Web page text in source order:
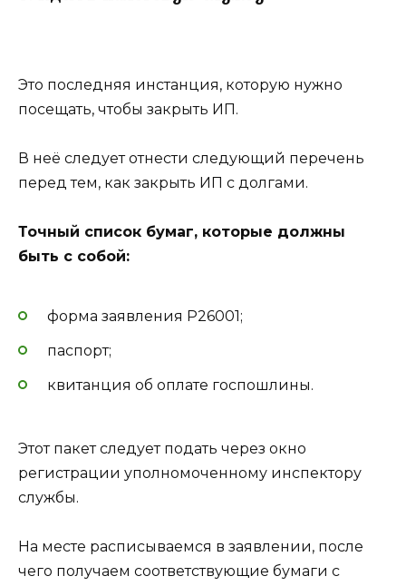
Это последняя инстанция, которую нужно
посещать, чтобы закрыть ИП.
В неё следует отнести следующий перечень
перед тем, как закрыть ИП с долгами.
Точный список бумаг, которые должны
быть с собой:
форма заявления Р26001;
паспорт;
квитанция об оплате госпошлины.
Этот пакет следует подать через окно
регистрации уполномоченному инспектору
службы.
На месте расписываемся в заявлении, после
чего получаем соответствующие бумаги с